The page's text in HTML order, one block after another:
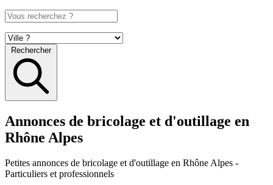
Rechercher
Annonces de bricolage et d'outillage en
Rhône Alpes
Petites annonces de bricolage et d'outillage en Rhône Alpes -
Particuliers et professionnels